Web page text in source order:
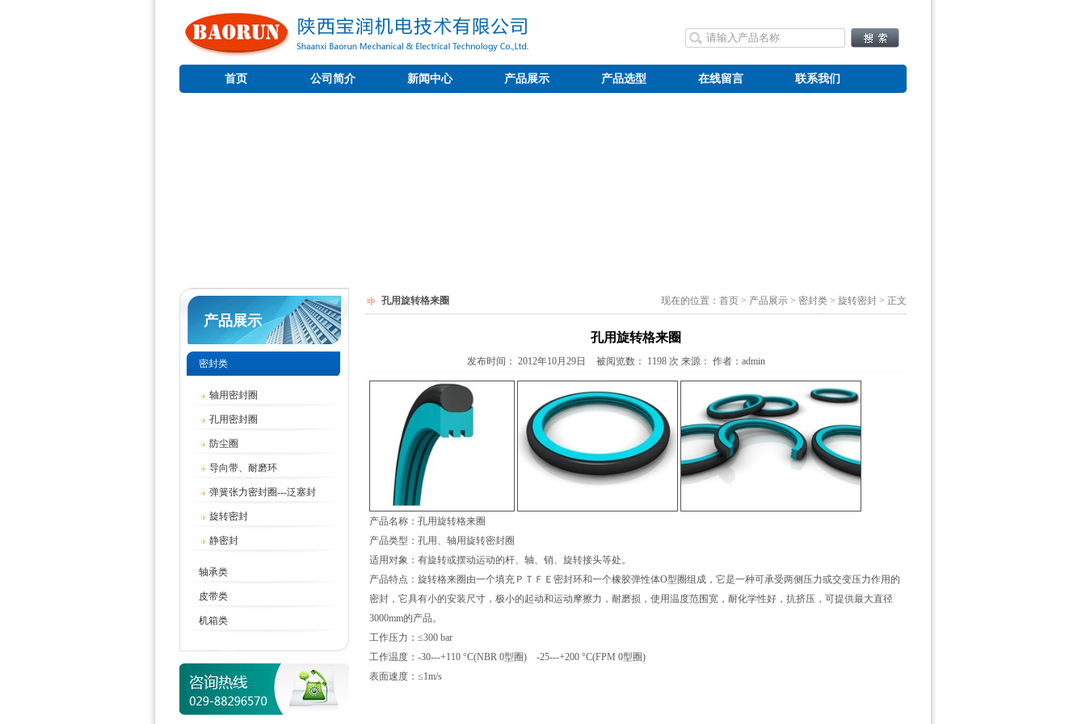
首页 公司简介 新闻中心 产品展示 产品选型 在线留言 联系我们
产品展示
密封类
轴用密封圈
孔用密封圈
防尘圈
导向带、耐磨环
弹簧张力密封圈---泛塞封
旋转密封
静密封
轴承类
皮带类
机箱类
孔用旋转格来圈 现在的位置： 首页 > 产品展示 > 密封类 > 旋转密封 > 正文
孔用旋转格来圈
发布时间： 2012年10月29日 被阅览数： 1198 次 来源： 作者： admin
产品名称：孔用旋转格来圈
产品类型：孔用、轴用旋转密封圈
适用对象：有旋转或摆动运动的杆、轴、销、旋转接头等处。
产品特点：旋转格来圈由一个填充ＰＴＦＥ密封环和一个橡胶弹性体O型圈组成，它是一种可承受两侧压力或交变压力作用的
密封，它具有小的安装尺寸，极小的起动和运动摩擦力，耐磨损，使用温度范围宽，耐化学性好，抗挤压，可提供最大直径
3000mm的产品。
工作压力：≤300 bar
工作温度：-30---+110 °C(NBR 0型圈) -25---+200 °C(FPM 0型圈)
表面速度：≤1m/s